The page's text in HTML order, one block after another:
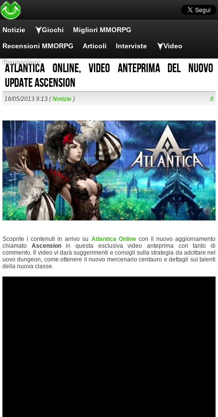
Notizie Giochi Migliori MMORPG
Recensioni MMORPG Articoli Interviste Video
Promozioni
Atlantica Online, video anteprima del nuovo
update Ascension
16/05/2013 9:13 (Notizie ) 0
Scoprite i contenuti in arrivo su Atlantica Onlinecon il nuovo aggiornamento
chiamato Ascensionin questa esclusiva video anteprima con tanto di
commento. Il video vi darà suggerimenti e consigli sulla strategia da adottare nel
uovo dungeon, come ottenere il nuovo mercenario centauro e dettagli sui talenti
della nuova classe.